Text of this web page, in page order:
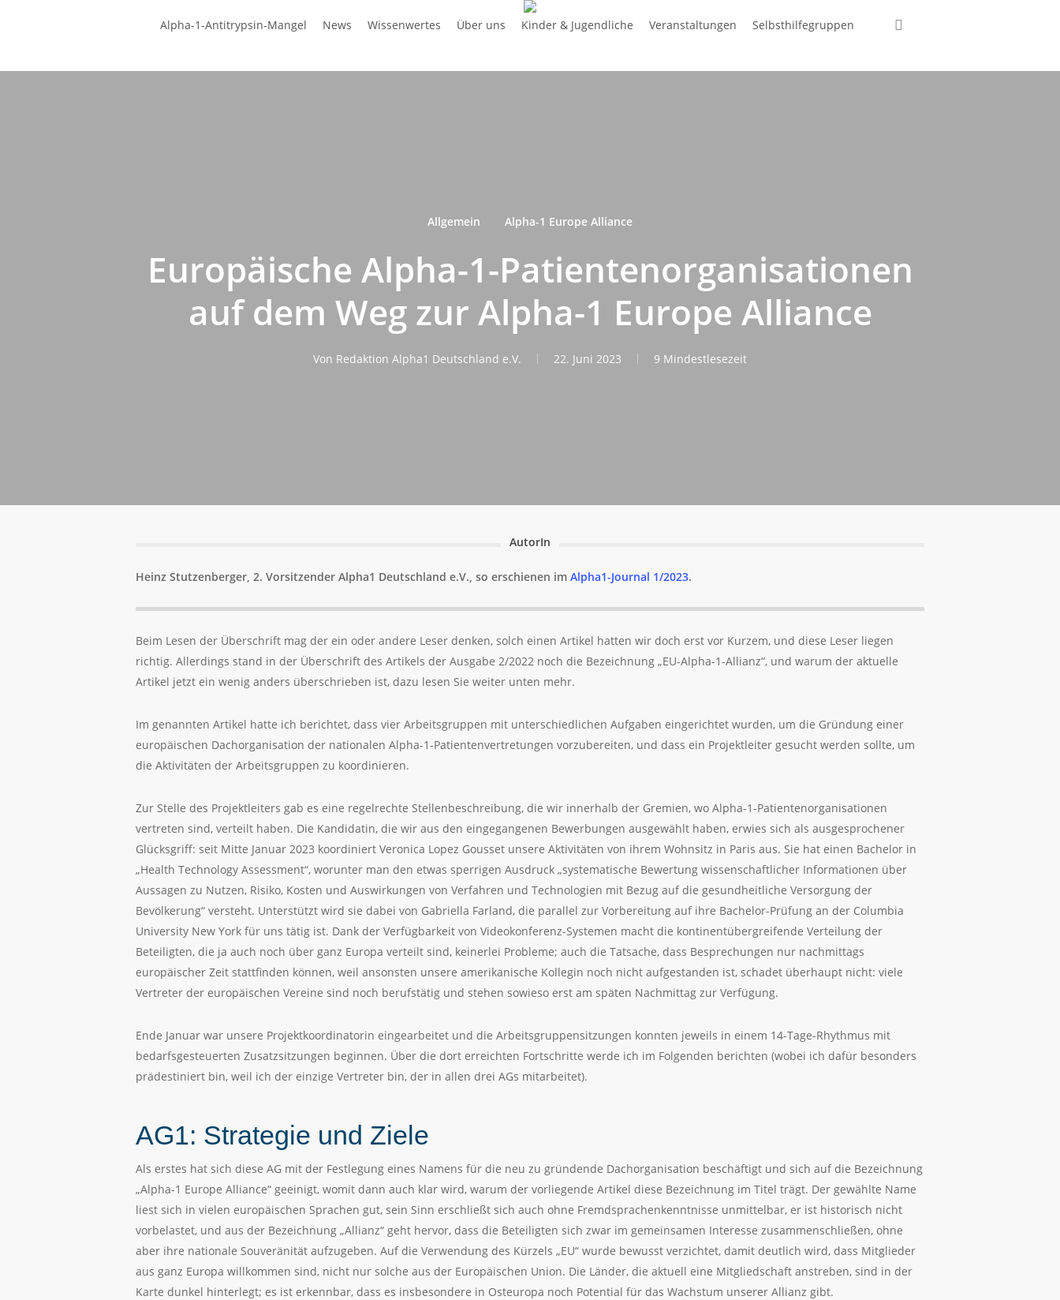
Alpha-1-Antitrypsin-Mangel News Wissenwertes Über uns Kinder & Jugendliche Veranstaltungen Selbsthilfegruppen
Allgemein Alpha-1 Europe Alliance
Europäische Alpha-1-Patientenorganisationen
auf dem Weg zur Alpha-1 Europe Alliance
Von Redaktion Alpha1 Deutschland e.V. 22. Juni 2023 9 Mindestlesezeit
AutorIn
Heinz Stutzenberger, 2. Vorsitzender Alpha1 Deutschland e.V., so erschienen imAlpha1-Journal 1/2023.
Beim Lesen der Überschrift mag der ein oder andere Leser denken, solch einen Artikel hatten wir doch erst vor Kurzem, und diese Leser liegen
richtig. Allerdings stand in der Überschrift des Artikels der Ausgabe 2/2022 noch die Bezeichnung „EU-Alpha-1-Allianz“, und warum der aktuelle
Artikel jetzt ein wenig anders überschrieben ist, dazu lesen Sie weiter unten mehr.
Im genannten Artikel hatte ich berichtet, dass vier Arbeitsgruppen mit unterschiedlichen Aufgaben eingerichtet wurden, um die Gründung einer
europäischen Dachorganisation der nationalen Alpha-1-Patientenvertretungen vorzubereiten, und dass ein Projektleiter gesucht werden sollte, um
die Aktivitäten der Arbeitsgruppen zu koordinieren.
Zur Stelle des Projektleiters gab es eine regelrechte Stellenbeschreibung, die wir innerhalb der Gremien, wo Alpha-1-Patientenorganisationen
vertreten sind, verteilt haben. Die Kandidatin, die wir aus den eingegangenen Bewerbungen ausgewählt haben, erwies sich als ausgesprochener
Glücksgriff: seit Mitte Januar 2023 koordiniert Veronica Lopez Gousset unsere Aktivitäten von ihrem Wohnsitz in Paris aus. Sie hat einen Bachelor in
„Health Technology Assessment“, worunter man den etwas sperrigen Ausdruck „systematische Bewertung wissenschaftlicher Informationen über
Aussagen zu Nutzen, Risiko, Kosten und Auswirkungen von Verfahren und Technologien mit Bezug auf die gesundheitliche Versorgung der
Bevölkerung“ versteht. Unterstützt wird sie dabei von Gabriella Farland, die parallel zur Vorbereitung auf ihre Bachelor-Prüfung an der Columbia
University New York für uns tätig ist. Dank der Verfügbarkeit von Videokonferenz-Systemen macht die kontinentübergreifende Verteilung der
Beteiligten, die ja auch noch über ganz Europa verteilt sind, keinerlei Probleme; auch die Tatsache, dass Besprechungen nur nachmittags
europäischer Zeit stattfinden können, weil ansonsten unsere amerikanische Kollegin noch nicht aufgestanden ist, schadet überhaupt nicht: viele
Vertreter der europäischen Vereine sind noch berufstätig und stehen sowieso erst am späten Nachmittag zur Verfügung.
Ende Januar war unsere Projektkoordinatorin eingearbeitet und die Arbeitsgruppensitzungen konnten jeweils in einem 14-Tage-Rhythmus mit
bedarfsgesteuerten Zusatzsitzungen beginnen. Über die dort erreichten Fortschritte werde ich im Folgenden berichten (wobei ich dafür besonders
prädestiniert bin, weil ich der einzige Vertreter bin, der in allen drei AGs mitarbeitet).
AG1: Strategie und Ziele
Als erstes hat sich diese AG mit der Festlegung eines Namens für die neu zu gründende Dachorganisation beschäftigt und sich auf die Bezeichnung
„Alpha-1 Europe Alliance“ geeinigt, womit dann auch klar wird, warum der vorliegende Artikel diese Bezeichnung im Titel trägt. Der gewählte Name
liest sich in vielen europäischen Sprachen gut, sein Sinn erschließt sich auch ohne Fremdsprachenkenntnisse unmittelbar, er ist historisch nicht
vorbelastet, und aus der Bezeichnung „Allianz“ geht hervor, dass die Beteiligten sich zwar im gemeinsamen Interesse zusammenschließen, ohne
aber ihre nationale Souveränität aufzugeben. Auf die Verwendung des Kürzels „EU“ wurde bewusst verzichtet, damit deutlich wird, dass Mitglieder
aus ganz Europa willkommen sind, nicht nur solche aus der Europäischen Union. Die Länder, die aktuell eine Mitgliedschaft anstreben, sind in der
Karte dunkel hinterlegt; es ist erkennbar, dass es insbesondere in Osteuropa noch Potential für das Wachstum unserer Allianz gibt.